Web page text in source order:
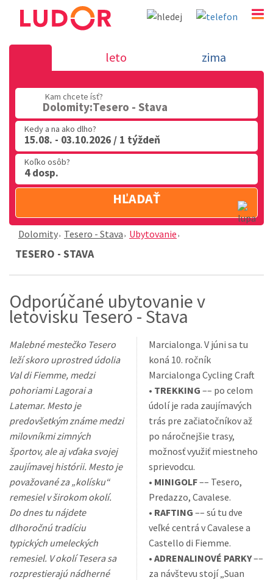
Tesero - Stava - Dolomity
02 2063 3182
leto zima
Kam chcete ísť?
Dolomity:Tesero - Stava
Kedy a na ako dlho?
15.08. - 03.10.2026 / 1 týždeň
Koľko osôb?
4 dosp.
HĽADAŤ
Dolomity Tesero - Stava Ubytovanie
TESERO - STAVA
Odporúčané ubytovanie v
letovisku Tesero - Stava
Malebné mestečko Tesero
leží skoro uprostred údolia
Val di Fiemme, medzi
pohoriami Lagorai a
Latemar. Mesto je
predovšetkým známe medzi
milovníkmi zimných
športov, ale aj vďaka svojej
zaujímavej histórii. Mesto je
považované za „kolísku“
remesiel v širokom okolí.
Do dnes tu nájdete
dlhoročnú tradíciu
typických umeleckých
remesiel. V okolí Tesera sa
rozprestierajú nádherné
Marcialonga. V júni sa tu
koná 10. ročník
Marcialonga Cycling Craft.
• TREKKING –– po celom
údolí je rada zaujímavých
trás pre začiatočníkov až
po náročnejšie trasy,
možnosť využiť miestneho
sprievodcu.
• MINIGOLF–– Tesero,
Predazzo, Cavalese.
• RAFTING –– sú tu dve
veľké centrá v Cavalese a
Castello di Fiemme.
• ADRENALINOVÉ PARKY––
za návštevu stojí „Suan